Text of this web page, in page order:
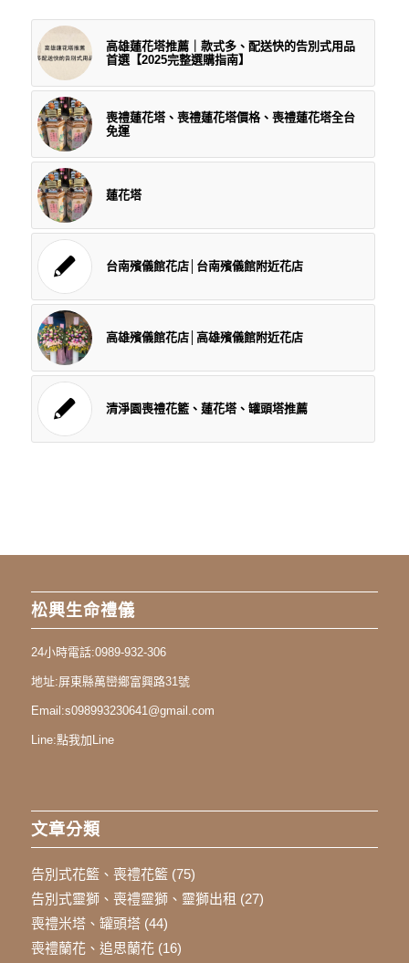
高雄蓮花塔推薦｜款式多、配送快的告別式用品
首選【2025完整選購指南】
喪禮蓮花塔、喪禮蓮花塔價格、喪禮蓮花塔全台
免運
蓮花塔
台南殯儀館花店│台南殯儀館附近花店
高雄殯儀館花店│高雄殯儀館附近花店
清淨園喪禮花籃、蓮花塔、罐頭塔推薦
松興生命禮儀
24小時電話:0989-932-306
地址:屏東縣萬巒鄉富興路31號
Email:s098993230641@gmail.com
Line:點我加Line
文章分類
告別式花籃、喪禮花籃(75)
告別式靈獅、喪禮靈獅、靈獅出租 (27)
喪禮米塔、罐頭塔(44)
喪禮蘭花、追思蘭花(16)